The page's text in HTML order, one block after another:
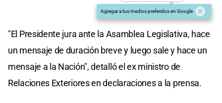
Agregar a tus medios preferidos en Google
"El Presidente jura ante la Asamblea Legislativa, hace
un mensaje de duración breve y luego sale y hace un
mensaje a la Nación", detalló el ex ministro de
Relaciones Exteriores en declaraciones a la prensa.